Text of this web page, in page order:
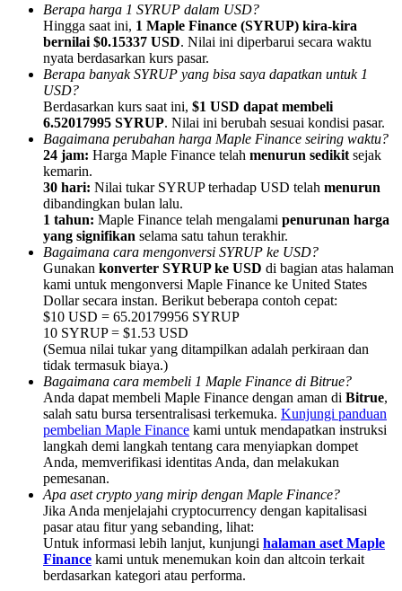
Referensi
Undang teman untuk mendapatkan imbalan tunai
BTC Welcome Rewards
BTC Welcome Rewards
Deposit & Trade BTC to Share 25000 USDT prize pool!
Deposit CASHCAT & Win
Share 500000 CASHCAT prize pool
Exclusive for BitMart Users
Berapa harga 1 SYRUP dalam USD?
Hingga saat ini, 1 Maple Finance (SYRUP) kira-kira
bernilai $0.15337 USD. Nilai ini diperbarui secara waktu
nyata berdasarkan kurs pasar.
Berapa banyak SYRUP yang bisa saya dapatkan untuk 1
USD?
Berdasarkan kurs saat ini, $1 USD dapat membeli
6.52017995 SYRUP. Nilai ini berubah sesuai kondisi pasar.
Bagaimana perubahan harga Maple Finance seiring waktu?
24 jam: Harga Maple Finance telah menurun sedikit sejak
kemarin.
30 hari: Nilai tukar SYRUP terhadap USD telah menurun
dibandingkan bulan lalu.
1 tahun: Maple Finance telah mengalami penurunan harga
yang signifikan selama satu tahun terakhir.
Bagaimana cara mengonversi SYRUP ke USD?
Gunakan konverter SYRUP ke USD di bagian atas halaman
kami untuk mengonversi Maple Finance ke United States
Dollar secara instan. Berikut beberapa contoh cepat:
$10 USD = 65.20179956 SYRUP
10 SYRUP = $1.53 USD
(Semua nilai tukar yang ditampilkan adalah perkiraan dan
tidak termasuk biaya.)
Bagaimana cara membeli 1 Maple Finance di Bitrue?
Anda dapat membeli Maple Finance dengan aman di Bitrue,
salah satu bursa tersentralisasi terkemuka. Kunjungi panduan
pembelian Maple Finance kami untuk mendapatkan instruksi
langkah demi langkah tentang cara menyiapkan dompet
Anda, memverifikasi identitas Anda, dan melakukan
pemesanan.
Apa aset crypto yang mirip dengan Maple Finance?
Jika Anda menjelajahi cryptocurrency dengan kapitalisasi
pasar atau fitur yang sebanding, lihat:
Untuk informasi lebih lanjut, kunjungi halaman aset Maple
Finance kami untuk menemukan koin dan altcoin terkait
berdasarkan kategori atau performa.